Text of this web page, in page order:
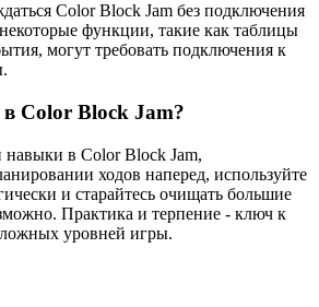
Color Block Jam без подключения
функции, такие как таблицы
могут требовать подключения к
Color Block Jam?
в Color Block Jam,
ходов наперед, используйте
и старайтесь очищать большие
Практика и терпение - ключ к
уровней игры.